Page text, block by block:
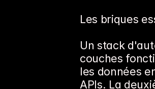
Les briques
Un stack
couches
les données
APIs. La